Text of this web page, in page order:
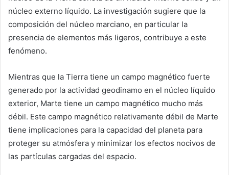
núcleo externo líquido. La investigación sugiere que la
composición del núcleo marciano, en particular la
presencia de elementos más ligeros, contribuye a este
fenómeno.
Mientras que la Tierra tiene un campo magnético fuerte
generado por la actividad geodinamo en el núcleo líquido
exterior, Marte tiene un campo magnético mucho más
débil. Este campo magnético relativamente débil de Marte
tiene implicaciones para la capacidad del planeta para
proteger su atmósfera y minimizar los efectos nocivos de
las partículas cargadas del espacio.